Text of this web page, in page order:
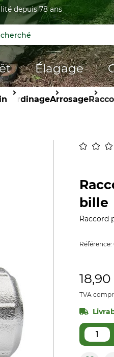
depuis 78 ans
Élagage
JardinageArrosage
bille
Raccord
Référence:
18,90
TVA